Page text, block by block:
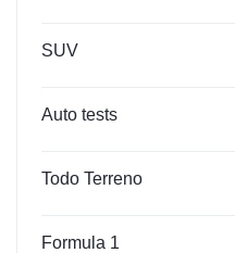
SUV
Auto tests
Todo Terreno
Formula 1